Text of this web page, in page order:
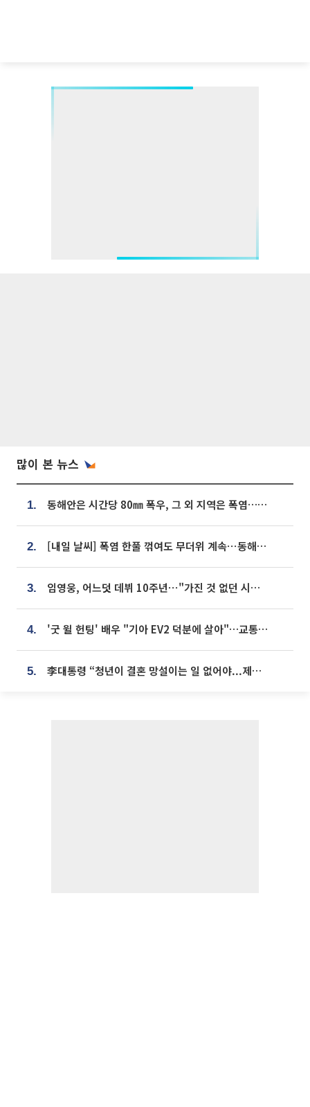
많이 본 뉴스
1. 동해안은 시간당 80㎜ 폭우, 그 외 지역은 폭염…‘극과 극 날씨’
2. [내일 날씨] 폭염 한풀 꺾여도 무더위 계속⋯동해안 이틀 연속 비
3. 임영웅, 어느덧 데뷔 10주년⋯"가진 것 없던 시절, 내 앞엔 20명의 팬뿐"
4. '굿 윌 헌팅' 배우 "기아 EV2 덕분에 살아"…교통사고 후 안전성 극찬
5. 李대통령 “청년이 결혼 망설이는 일 없어야...제도상 불이익 조사”